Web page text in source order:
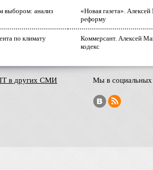
выбором: анализ
«Новая газета».
реформу
по климату
Коммерсант. Алексей
кодекс
в других СМИ Мы в социальных